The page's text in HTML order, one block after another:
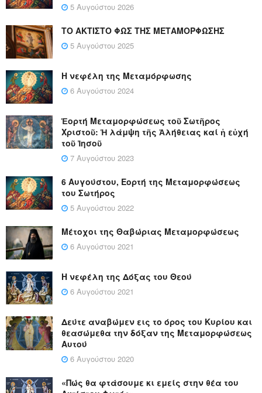
5 Αυγούστου 2026
ΤΟ ΑΚΤΙΣΤΟ ΦΩΣ ΤΗΣ ΜΕΤΑΜΟΡΦΩΣΗΣ
5 Αυγούστου 2025
Η νεφέλη της Μεταμόρφωσης
6 Αυγούστου 2024
Ἑορτή Μεταμορφώσεως τοῦ Σωτῆρος
Χριστοῦ: Ἡ λάμψη τῆς Ἀλήθειας καί ἡ εὐχή
τοῦ Ἰησοῦ
7 Αυγούστου 2023
6 Αυγούστου, Εορτή της Μεταμορφώσεως
του Σωτήρος
5 Αυγούστου 2022
Μέτοχοι της Θαβώριας Μεταμορφώσεως
6 Αυγούστου 2021
Η νεφέλη της Δόξας του Θεού
6 Αυγούστου 2021
Δεύτε αναβώμεν εις το όρος του Κυρίου και
θεασώμεθα την δόξαν της Μεταμορφώσεως
Αυτού
6 Αυγούστου 2020
«Πώς θα φτάσουμε κι εμείς στην θέα του